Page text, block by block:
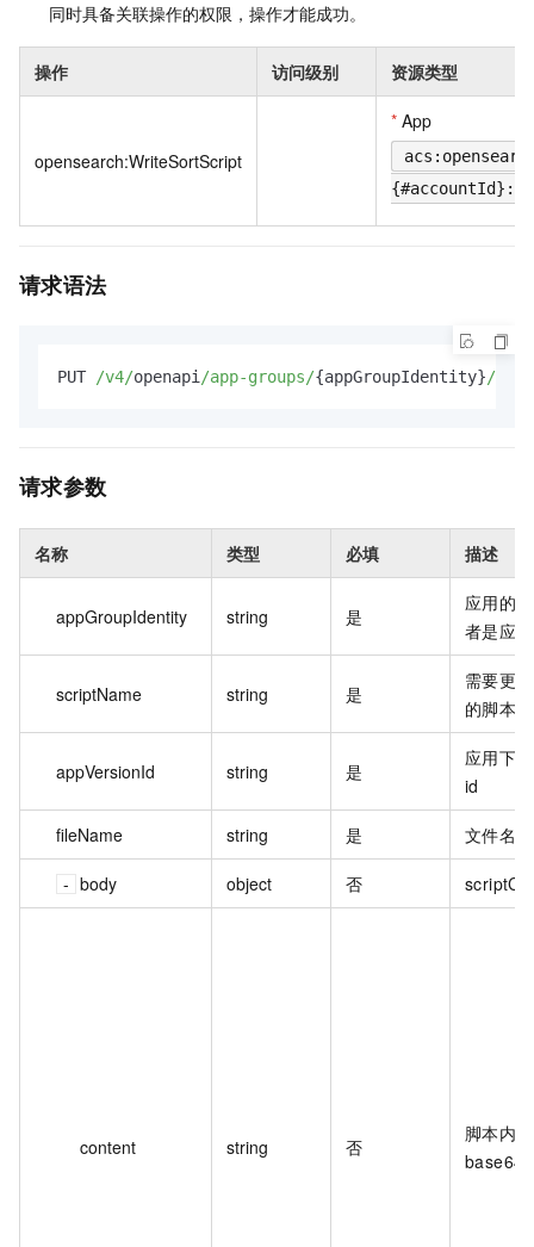
同时具备关联操作的权限，操作才能成功。
操作 访问级别 资源类型
opensearch:WriteSortScript
* App
请求语法
PUT /v4/openapi/app-groups/{appGroupIdentity}/
请求参数
名称 类型 必填 描述
appGroupIdentity string 是
应用的
者是应
scriptName string 是
需要更
的脚本
appVersionId string 是
应用下
id
fileName string 是 文件名。
body object 否
content string 否
脚本内
base64